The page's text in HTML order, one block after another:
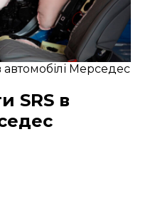
Мерседес
SRS в